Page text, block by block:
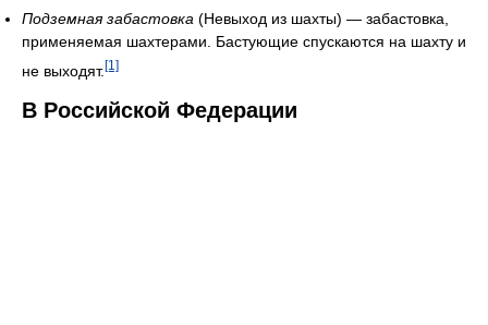
Подземная забастовка (Невыход из шахты) — забастовка,
применяемая шахтерами. Бастующие спускаются на шахту и
не выходят.[1]
В Российской Федерации